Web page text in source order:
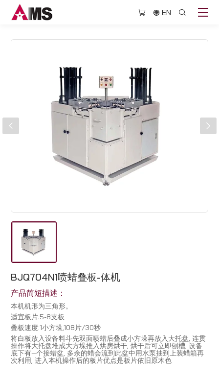
BJQ704N1
喷
蜡
EN
BJQ704N1喷蜡叠板-体机
产品简短描述：
本机机形为三角形。
适宜板片:5-8支板
叠板速度:1小方垛,108片/30秒
将白板放入设备料斗先双面喷蜡后叠成小方垛再放入大托盘, 连贯
操作将大托盘堆成大方垛推入烘房烘干, 烘干后可立即刨槽, 设备
底下有—个接蜡盆, 多余的蜡会流到此盆中用水泵抽到上装蜡箱再
次利用, 进入本机操作后的板片优点是板片依旧原木色